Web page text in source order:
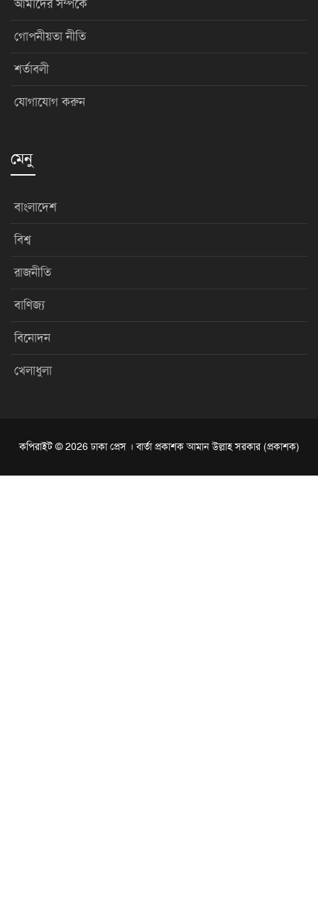
আমাদের সম্পর্কে
গোপনীয়তা নীতি
শর্তাবলী
যোগাযোগ করুন
মেনু
বাংলাদেশ
বিশ্ব
রাজনীতি
বাণিজ্য
বিনোদন
খেলাধুলা
কপিরাইট © 2026 ঢাকা প্রেস । বার্তা প্রকাশক আমান উল্লাহ সরকার (প্রকাশক)